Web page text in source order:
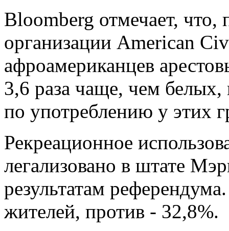
Bloomberg отмечает,
организации American
афроамериканцев
3,6 раза чаще, чем белых,
по употреблению у этих
Рекреационное
легализовано в штате
результатам
жителей, против - 32,8%.